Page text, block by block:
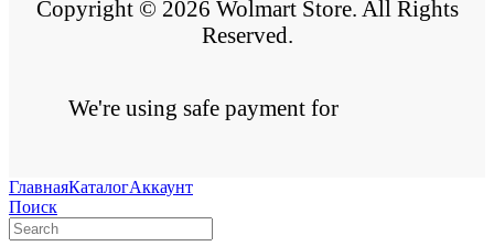
Copyright © 2026 Wolmart Store. All Rights
Reserved.
We're using safe payment for
ГлавнаяКаталогАккаунт
Поиск